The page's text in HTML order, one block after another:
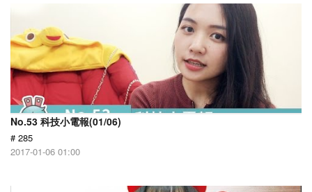
No.53 科技小電報(01/06)
# 285
2017-01-06 01:00